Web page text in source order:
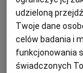
udzieloną
Twoje dane
celów badania i
funkcjonowania
świadczonych